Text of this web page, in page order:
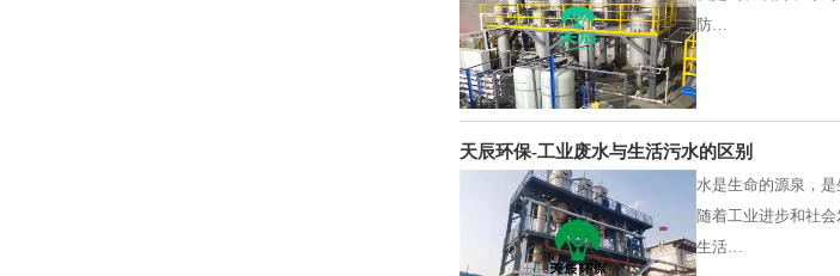
防…
天辰环保-工业废水与生活污水的区别
水是生命的源泉，
随着工业进步和社
生活…